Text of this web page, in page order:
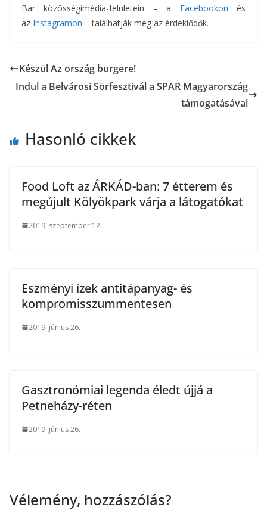
Bar közösségimédia-felületein – a Facebookon és
az Instagramon – találhatják meg az érdeklődők.
Készül Az ország burgere!
Indul a Belvárosi Sörfesztivál a SPAR Magyarország
támogatásával
Hasonló cikkek
Food Loft az ÁRKÁD-ban: 7 étterem és
megújult Kölyökpark várja a látogatókat
2019. szeptember 12.
Eszményi ízek antitápanyag- és
kompromisszummentesen
2019. június 26.
Gasztronómiai legenda éledt újjá a
Petneházy-réten
2019. június 26.
Vélemény, hozzászólás?